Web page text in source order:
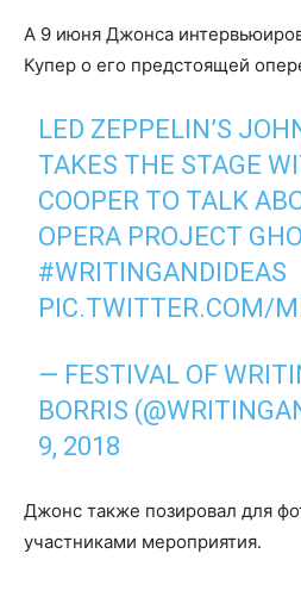
А 9 июня Джонса
Купер о его предстоящей
LED ZEPPELIN’S
TAKES THE STAGE
COOPER TO TALK
OPERA PROJECT
#WRITINGANDIDEAS
PIC.TWITTER.COM/
— FESTIVAL OF
BORRIS
9, 2018
Джонс также позировал для
участниками мероприятия.